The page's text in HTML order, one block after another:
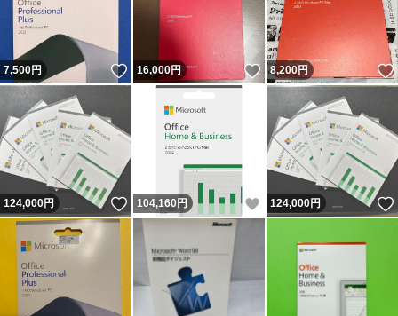
7,500円 いいね！
16,000円 いいね！
8,200円
124,000円 いいね！
104,160 円 いいね！
124,000円